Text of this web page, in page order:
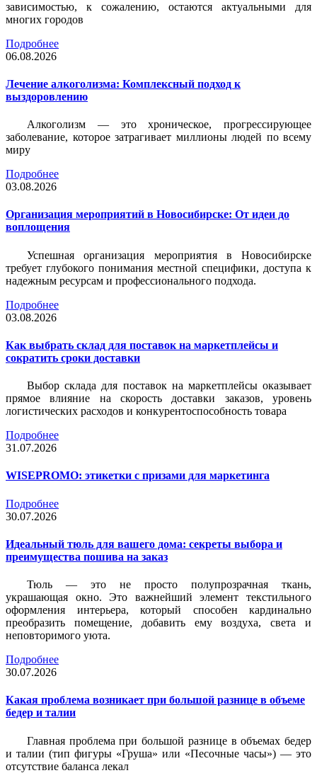
зависимостью, к сожалению, остаются актуальными для
многих городов
Подробнее
06.08.2026
Лечение алкоголизма: Комплексный подход к
выздоровлению
Алкоголизм — это хроническое, прогрессирующее
заболевание, которое затрагивает миллионы людей по всему
миру
Подробнее
03.08.2026
Организация мероприятий в Новосибирске: От идеи до
воплощения
Успешная организация мероприятия в Новосибирске
требует глубокого понимания местной специфики, доступа к
надежным ресурсам и профессионального подхода.
Подробнее
03.08.2026
Как выбрать склад для поставок на маркетплейсы и
сократить сроки доставки
Выбор склада для поставок на маркетплейсы оказывает
прямое влияние на скорость доставки заказов, уровень
логистических расходов и конкурентоспособность товара
Подробнее
31.07.2026
WISEPROMO: этикетки с призами для маркетинга
Подробнее
30.07.2026
Идеальный тюль для вашего дома: секреты выбора и
преимущества пошива на заказ
Тюль — это не просто полупрозрачная ткань,
украшающая окно. Это важнейший элемент текстильного
оформления интерьера, который способен кардинально
преобразить помещение, добавить ему воздуха, света и
неповторимого уюта.
Подробнее
30.07.2026
Какая проблема возникает при большой разнице в объеме
бедер и талии
Главная проблема при большой разнице в объемах бедер
и талии (тип фигуры «Груша» или «Песочные часы») — это
отсутствие баланса лекал